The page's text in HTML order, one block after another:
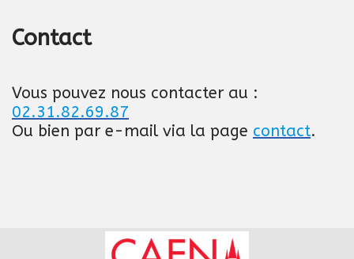
Contact
Vous pouvez nous contacter au :
02.31.82.69.87
Ou bien par e-mail via la page contact.